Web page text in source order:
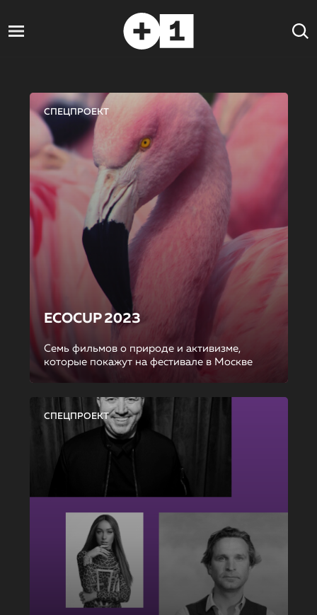
СПЕЦПРОЕКТ
ECOCUP 2023
Семь фильмов о природе и активизме,
которые покажут на фестивале в Москве
СПЕЦПРОЕКТ